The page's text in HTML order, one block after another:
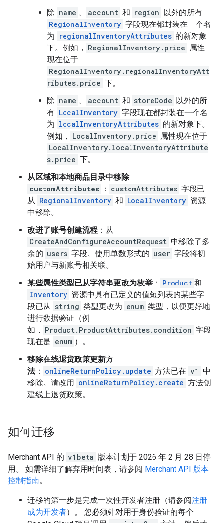
除 name 、 account 和 region 以外的所有
RegionalInventory 字段现在都封装在一个名
为 regionalInventoryAttributes 的新对象
下。例如，
RegionalInventory.price 属性
现在位于
RegionalInventory.regionalInventoryAtt
ributes.price 下。
除 name 、 account 和 storeCode 以外的所
有 LocalInventory 字段现在都封装在一个名
为 localInventoryAttributes 的新对象下。
例如，
LocalInventory.price 属性现在位于
LocalInventory.localInventoryAttribute
s.price 下。
从区域和本地商品目录中移除
customAttributes ： customAttributes 字段已
从 RegionalInventory 和 LocalInventory 资源
中移除。
改进了账号创建流程 ：从
CreateAndConfigureAccountRequest 中移除了多
余的 users 字段。使用单数形式的 user 字段将初
始用户与新账号相关联。
某些属性类型已从字符串更改为枚举 ： Product 和
Inventory 资源中具有已定义的值短列表的某些字
段已从 string 类型更改为 enum 类型，以便更好地
进行数据验证（例
如，
Product.ProductAttributes.condition 字段
现在是 enum ）。
移除在线退货政策更新方
法： onlineReturnPolicy.update 方法已在 v1 中
移除。请改用 onlineReturnPolicy.create 方法创
建线上退货政策。
如何迁移
Merchant API 的 v1beta 版本计划于 2026 年 2 月 28 日停
用。 如需详细了解弃用时间表，请参阅 Merchant API 版本
控制指南。
迁移的第一步是完成一次性开发者注册（请参阅注册
成为开发者）。 您必须针对用于身份验证的每个